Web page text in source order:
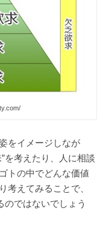
をイメージしなが
を考えたり、人に相談
トの中でどんな価値
考えてみることで、
のではないでしょう